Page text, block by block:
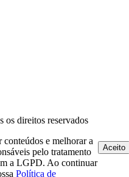
direitos reservados
e melhorar a
pelo tratamento
a LGPD. Ao continuar
Política de
Aceito